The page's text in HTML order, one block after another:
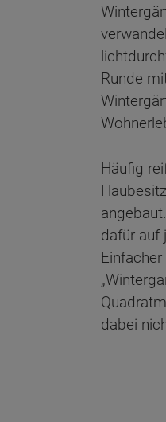
Runde
Häufig
dafür auf
dabei